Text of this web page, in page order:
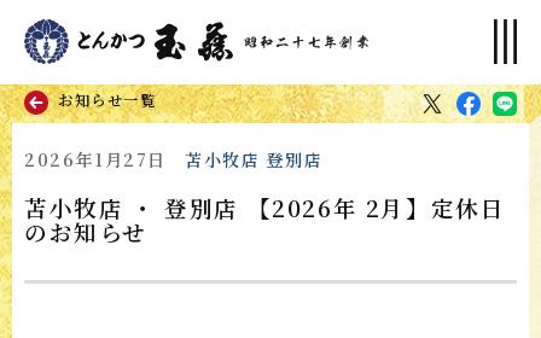
お知らせ一覧
2026年1月27日 苫小牧店 登別店
苫小牧店 ・ 登別店 【2026年 2月】定休日
のお知らせ